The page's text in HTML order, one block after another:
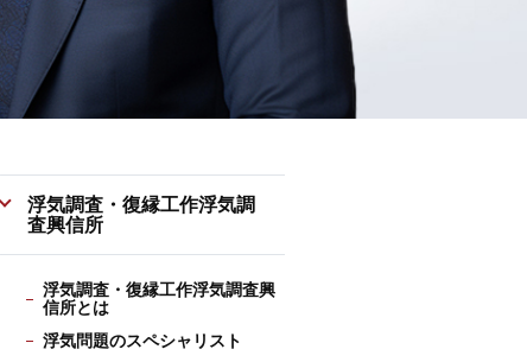
浮気調査・復縁工作浮気調
査興信所
浮気調査・復縁工作浮気調査興
信所とは
浮気問題のスペシャリスト